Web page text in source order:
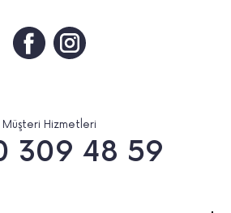
Müşteri Hizmetleri
309 48 59